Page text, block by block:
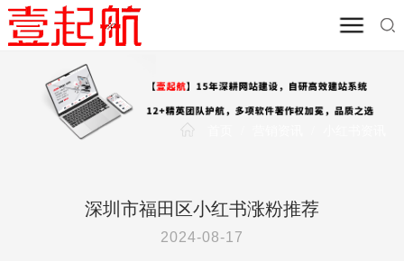
深圳市福田区小红书涨粉推荐
2024-08-17